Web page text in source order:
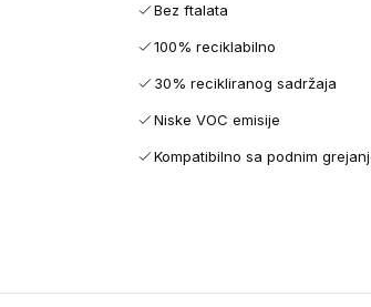
Bez ftalata
100% reciklabilno
30% recikliranog sadržaja
Niske VOC emisije
Kompatibilno sa podnim